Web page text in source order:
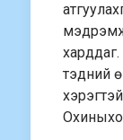
харддаг.
тэдний